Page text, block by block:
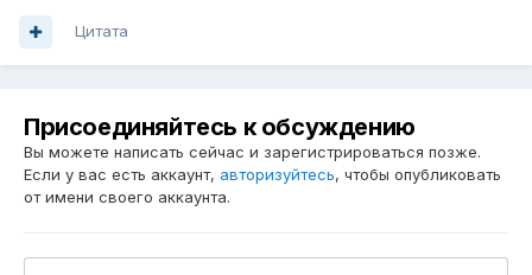
Цитата
Присоединяйтесь к обсуждению
Вы можете написать сейчас и зарегистрироваться позже.
Если у вас есть аккаунт, авторизуйтесь, чтобы опубликовать
от имени своего аккаунта.